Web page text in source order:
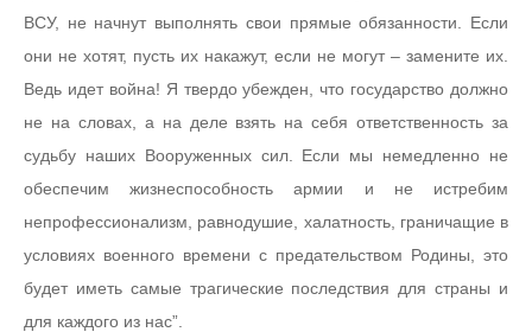
ВСУ, не начнут выполнять свои прямые обязанности. Если
они не хотят, пусть их накажут, если не могут – замените их.
Ведь идет война! Я твердо убежден, что государство должно
не на словах, а на деле взять на себя ответственность за
судьбу наших Вооруженных сил. Если мы немедленно не
обеспечим жизнеспособность армии и не истребим
непрофессионализм, равнодушие, халатность, граничащие в
условиях военного времени с предательством Родины, это
будет иметь самые трагические последствия для страны и
для каждого из нас”.